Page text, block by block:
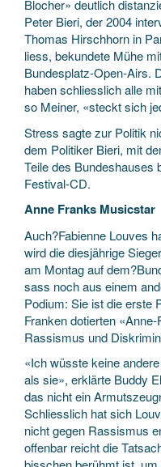
Blocher» deutlich
Peter Bieri, der 2004
Thomas Hirschhorn in
liess, bekundete Mühe
Bundesplatz-Open-Airs.
haben schliesslich alle
so Meiner, «steckt sich
Stress sagte zur Politik
dem Politiker Bieri, mit
Teile des Bundeshauses
Festival-CD.
Anne Franks Musicstar
Auch?Fabienne Louves
wird die diesjährige
am Montag auf
sass noch aus einem
Podium: Sie ist die erste
Franken dotierten
Rassismus und
«Ich wüsste keine
als sie», erklärte Buddy
das nicht ein
Schliesslich hat sich
nicht gegen Rassismus
offenbar reicht die